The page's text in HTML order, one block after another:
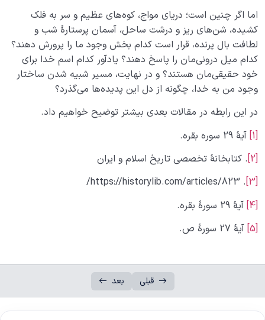
اما اگر چنین است؛ دریای مواج، کوه‌های عظیم و سر به فلک
کشیده، شن‌های ریز و درشت ساحل، آسمان پرستارۀ شب و
لطافت بال پرنده، قرار است کدام بخش وجود ما را پرورش دهند؟
کدام میل درونی­‌مان را پاسخ دهند؟ یادآور کدام اسم خدا برای
خود حقیقی‌مان هستند؟ و در نهایت، مسیر شبیه شدن ساختار
وجود من به خدا، چگونه از دل این پدیده‌­ها می­‌گذرد؟
در این رابطه در مقالات بعدی بیشتر توضیح خواهیم داد.
[1]
آیۀ 29 سوره بقره.
[2]
. کتابخانۀ تخصصی تاریخ اسلام و ایران
[3]
. https://historylib.com/articles/823/
[4]
آیۀ 29 سورۀ بقره.
[5]
آیۀ 27 سورۀ ص.
قبلی بعد